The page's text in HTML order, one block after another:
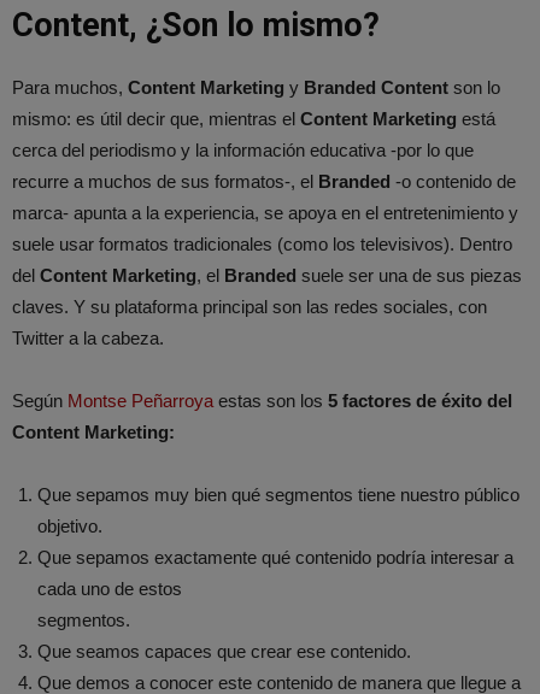
Content, ¿Son lo mismo?
Para muchos, Content Marketing y Branded Content son lo
mismo: es útil decir que, mientras el Content Marketing está
cerca del periodismo y la información educativa -por lo que
recurre a muchos de sus formatos-, el Branded -o contenido de
marca- apunta a la experiencia, se apoya en el entretenimiento y
suele usar formatos tradicionales (como los televisivos). Dentro
del Content Marketing, el Branded suele ser una de sus piezas
claves. Y su plataforma principal son las redes sociales, con
Twitter a la cabeza.
Según Montse Peñarroya estas son los 5 factores de éxito del
Content Marketing:
Que sepamos muy bien qué segmentos tiene nuestro público
objetivo.
Que sepamos exactamente qué contenido podría interesar a
cada uno de estos
segmentos.
Que seamos capaces que crear ese contenido.
Que demos a conocer este contenido de manera que llegue a